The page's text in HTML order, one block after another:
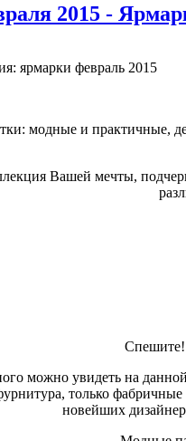
2015 -
ярмарки февраль 2015
модные и практичные,
Вашей мечты,
Спешите!
можно увидеть на
только фабричные
новейших